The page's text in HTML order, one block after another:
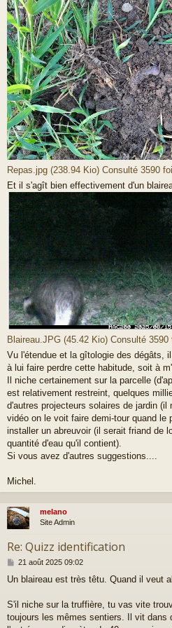
Repas.jpg (238.94 Kio) Consulté 3590
Et il s'agît bien effectivement d'un
Blaireau.JPG (45.42 Kio) Consulté 3590
Vu l'étendue et la gîtologie des dégâts,
à lui faire perdre cette habitude, soit à
Il niche certainement sur la parcelle
est relativement restreint, quelques
d'autres projecteurs solaires de jardin
vidéo on le voit faire demi-tour quand le
installer un abreuvoir (il serait friand de
quantité d'eau qu'il contient).
Si vous avez d'autres suggestions....
Michel.
melano
Site Admin
Re: Quizz identification
M
s
a
g
e
21 août 2025 09:02
Un blaireau est très têtu. Quand il veut
S'il niche sur la truffière, tu vas vite
toujours les mêmes sentiers. Il vit dans